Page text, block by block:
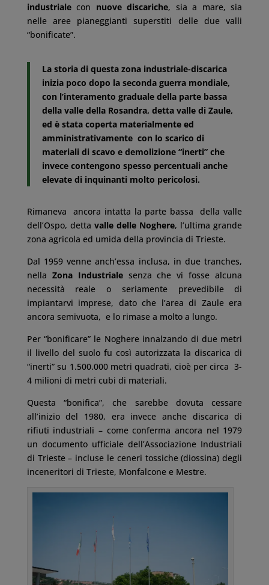
industrialecon nuove discariche, sia a mare, sia
nelle aree pianeggianti superstiti delle due valli
“bonificate”.
La storia di questa zona industriale-discarica
inizia poco dopo la seconda guerra mondiale,
con l’interamento graduale della parte bassa
della valle della Rosandra, detta valle di Zaule,
ed è stata coperta materialmente ed
amministrativamente con lo scarico di
materiali di scavo e demolizione “inerti” che
invece contengono spesso percentuali anche
elevate di inquinanti molto pericolosi.
Rimaneva ancora intatta la parte bassa della valle
dell’Ospo, detta valle delle Noghere, l’ultima grande
zona agricola ed umida della provincia di Trieste.
Dal 1959 venne anch’essa inclusa, in due tranches,
nella Zona Industrialesenza che vi fosse alcuna
necessità reale o seriamente prevedibile di
impiantarvi imprese, dato che l’area di Zaule era
ancora semivuota, e lo rimase a molto a lungo.
Per “bonificare” le Noghere innalzando di due metri
il livello del suolo fu così autorizzata la discarica di
“inerti” su 1.500.000 metri quadrati, cioè per circa 3-
4 milioni di metri cubi di materiali.
Questa “bonifica”, che sarebbe dovuta cessare
all’inizio del 1980, era invece anche discarica di
rifiuti industriali – come conferma ancora nel 1979
un documento ufficiale dell’Associazione Industriali
di Trieste – incluse le ceneri tossiche (diossina) degli
inceneritori di Trieste, Monfalcone e Mestre.